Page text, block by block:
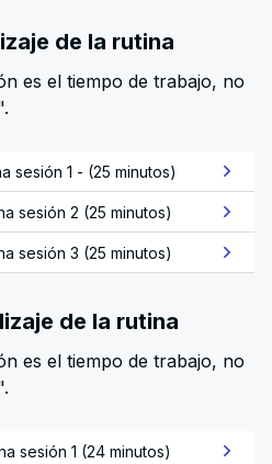
de la rutina
es el tiempo de trabajo, no
sesión 1 - (25 minutos)
sesión 2 (25 minutos)
sesión 3 (25 minutos)
de la rutina
es el tiempo de trabajo, no
sesión 1 (24 minutos)